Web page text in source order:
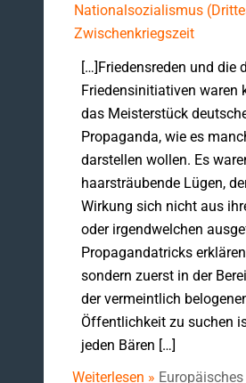
Nationalsozialismus
Zwischenkriegszeit
[…]Friedensreden und die
Friedensinitiativen waren
das Meisterstück
Propaganda, wie es
darstellen wollen. Es
haarsträubende Lügen,
Wirkung sich nicht aus
oder irgendwelchen
Propagandatricks
sondern zuerst in der
der vermeintlich
Öffentlichkeit zu suchen
jeden Bären […]
Weiterlesen » Europäisches